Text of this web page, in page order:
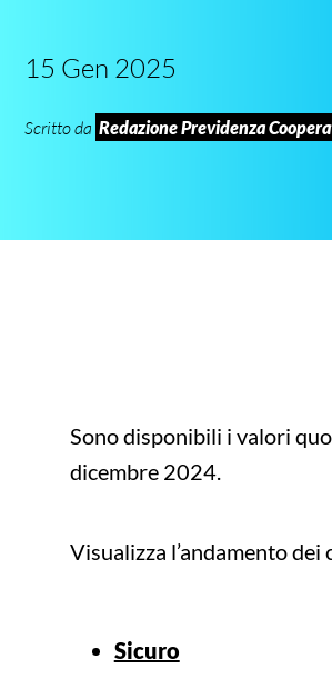
15 Gen 2025
Scritto da Redazione Previdenza
Sono disponibili i valori
dicembre 2024.
Visualizza l’andamento dei
Sicuro